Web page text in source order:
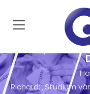
Richard:
Obzory, Ale
Richard: „Studium